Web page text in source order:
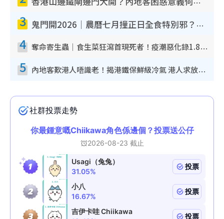
香港山邊鐵閘邊門大開？內地客困惑意義何在！網民神回覆：呢種叫法理性防禦
3 鬼門開2026｜農曆七月撞正日全食特別邪？專家警告切忌做一事！揭4大禁忌+2招保平安
4 奪命寄生蟲｜食生菜狂瀉首現死者！疫潮惡化錄1.8萬宗病例 揭洗菜3大謬誤
5 內地客歎港人唔識老！揭港鐵保鮮級冷氣 港人求放過：咪投訴